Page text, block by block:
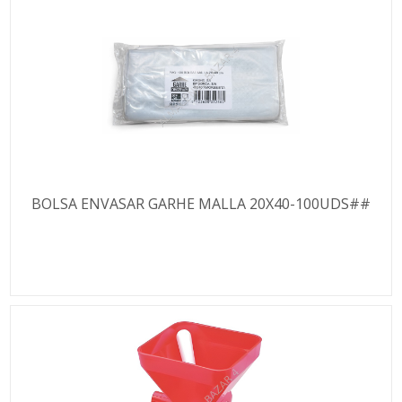
BOLSA ENVASAR GARHE MALLA 20X40-100UDS##